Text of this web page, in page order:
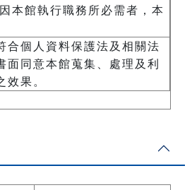
本館執行職務所必需者，本
合個人資料保護法及相關法
面同意本館蒐集、處理及利
效果。